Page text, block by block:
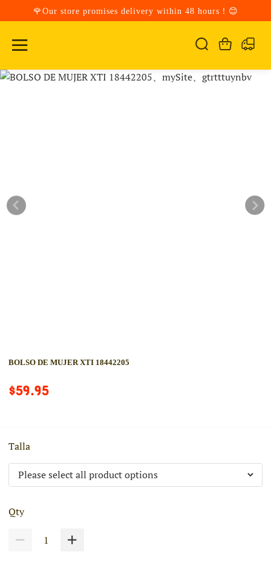
🌹Our store promises delivery within 48 hours！😊
BOLSO DE MUJER XTI 18442205
$59.95
Talla
Qty